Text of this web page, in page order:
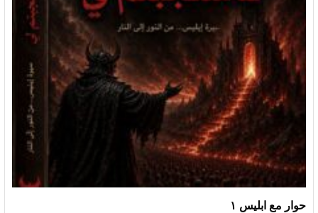
حوار مع ابليس ١